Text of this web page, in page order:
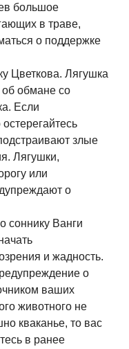
большое
в траве,
о поддержке
Цветкова. Лягушка
об обмане со
Если
злые
Лягушки,
или
о
соннику Ванги
и жадность.
о
ваших
животного не
кваканье, то вас
в ранее